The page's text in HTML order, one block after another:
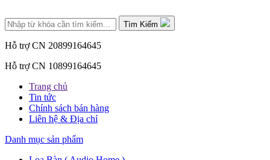
Tìm Kiếm
Hỗ trợ CN 20899164645
Hỗ trợ CN 10899164645
Trang chủ
Tin tức
Chính sách bán hàng
Liên hệ & Địa chỉ
Danh mục sản phẩm